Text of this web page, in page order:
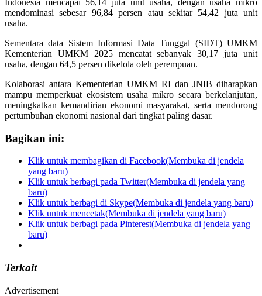
mendominasi sebesar 96,84 persen atau sekitar 54,42 juta unit
usaha.
Sementara data Sistem Informasi Data Tunggal (SIDT) UMKM
Kementerian UMKM 2025 mencatat sebanyak 30,17 juta unit
usaha, dengan 64,5 persen dikelola oleh perempuan.
Kolaborasi antara Kementerian UMKM RI dan JNIB diharapkan
mampu memperkuat ekosistem usaha mikro secara berkelanjutan,
meningkatkan kemandirian ekonomi masyarakat, serta mendorong
pertumbuhan ekonomi nasional dari tingkat paling dasar.
Bagikan ini:
Klik untuk membagikan di Facebook(Membuka di jendela
yang baru)
Klik untuk berbagi pada Twitter(Membuka di jendela yang
baru)
Klik untuk berbagi di Skype(Membuka di jendela yang baru)
Klik untuk mencetak(Membuka di jendela yang baru)
Klik untuk berbagi pada Pinterest(Membuka di jendela yang
baru)
Terkait
Advertisement